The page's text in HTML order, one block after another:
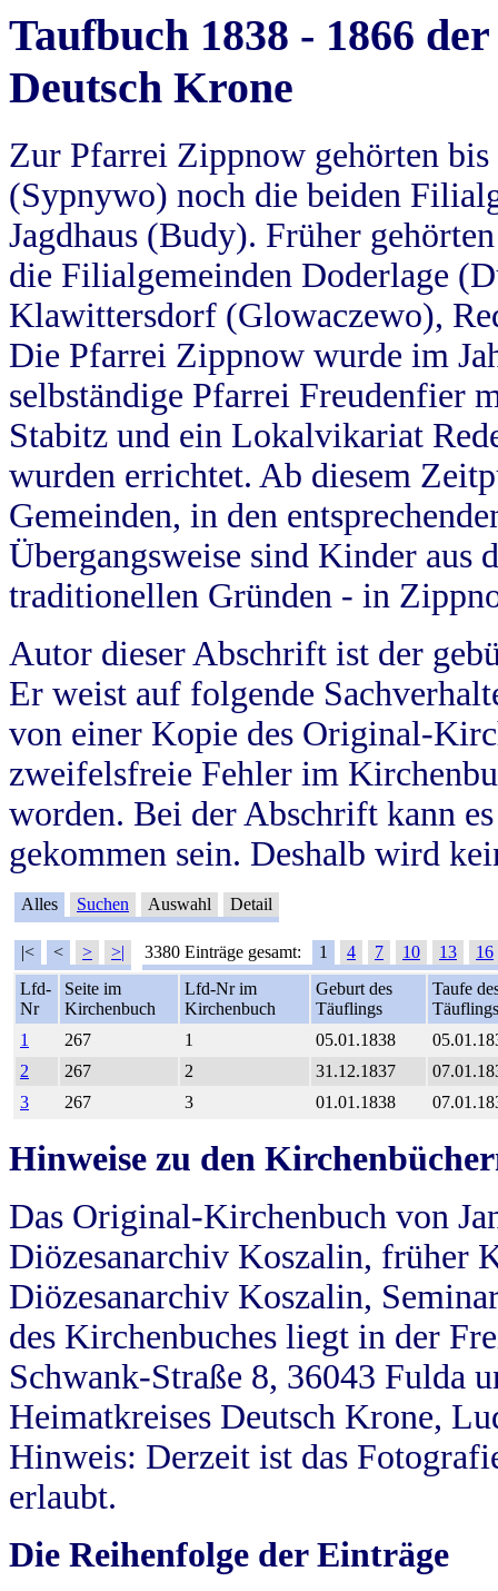
Taufbuch 1838 - 1866
Deutsch Krone
Zur Pfarrei Zippnow gehörten
(Sypnywo) noch die beiden
Jagdhaus (Budy). Früher
die Filialgemeinden Doderlage
Klawittersdorf (Glowaczewo),
Die Pfarrei Zippnow wurde im
selbständige Pfarrei Freudenfier
Stabitz und ein Lokalvikariat
wurden errichtet. Ab diesem
Gemeinden, in den
Übergangsweise sind Kinder aus
traditionellen Gründen - in
Autor dieser Abschrift ist der
Er weist auf folgende
von einer Kopie des Original-
zweifelsfreie Fehler im
worden. Bei der Abschrift kann
gekommen sein. Deshalb wird
Alles Suchen Auswahl Detail
|< < > >| 3380 Einträge gesamt: 1 4 7 10 13
16
Lfd-
Nr
Seite im
Kirchenbuch
Lfd-Nr im
Kirchenbuch
Geburt des
Täuflings
Taufe
Täuflings
1
267 1 05.01.1838
2
267 2 31.12.1837
3
267 3 01.01.1838
Hinweise zu den
Das Original-Kirchenbuch von
Diözesanarchiv Koszalin, früher
Diözesanarchiv Koszalin,
des Kirchenbuches liegt in der
Schwank-Straße 8, 36043 Fulda
Heimatkreises Deutsch Krone,
Hinweis: Derzeit ist das
erlaubt.
Die Reihenfolge der Einträge